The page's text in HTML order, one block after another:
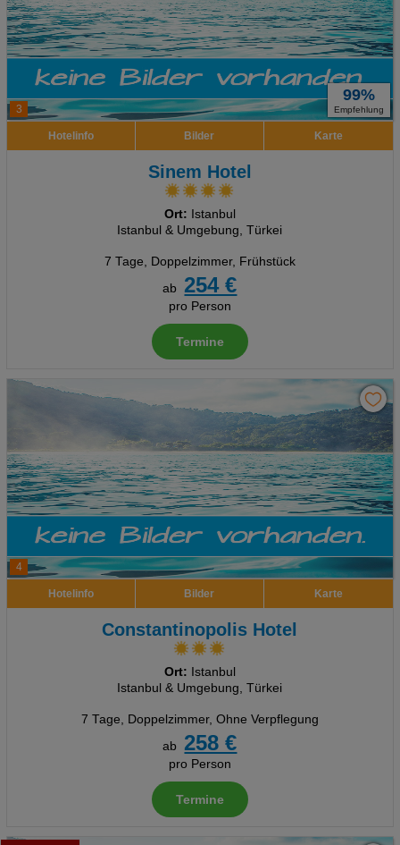
3
99%
Empfehlung
Hotelinfo Bilder Karte
Sinem Hotel
Ort: Istanbul
Istanbul & Umgebung, Türkei
7 Tage, Doppelzimmer, Frühstück
ab
254 €
pro Person
Termine
4
Hotelinfo Bilder Karte
Constantinopolis Hotel
Ort: Istanbul
Istanbul & Umgebung, Türkei
7 Tage, Doppelzimmer, Ohne Verpflegung
ab
258 €
pro Person
Termine